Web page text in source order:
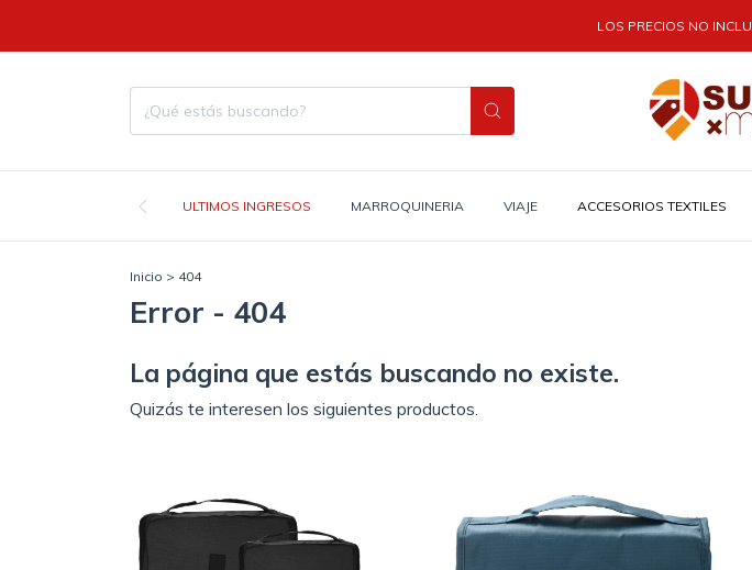
LOS PRECIOS NO INCLUYEN IVA
ULTIMOS INGRESOS MARROQUINERIA VIAJE ACCESORIOS TEXTILES
Inicio > 404
Error - 404
La página que estás buscando no existe.
Quizás te interesen los siguientes productos.